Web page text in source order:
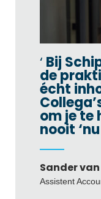
Bij
de
écht
om je te
nooit
Sander
Assistent